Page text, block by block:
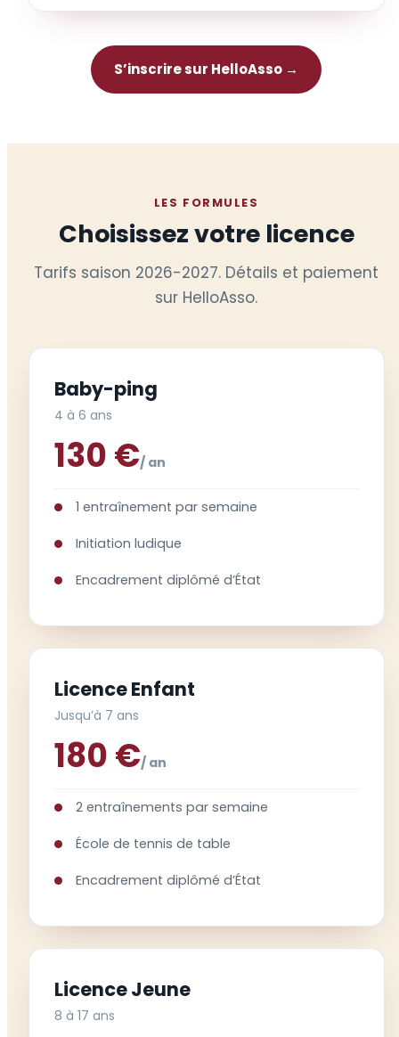
S’inscrire sur HelloAsso →
LES FORMULES
Choisissez votre licence
Tarifs saison 2026-2027. Détails et paiement
sur HelloAsso.
Baby-ping
4 à 6 ans
130 €/ an
1 entraînement par semaine
Initiation ludique
Encadrement diplômé d’État
Licence Enfant
Jusqu’à 7 ans
180 €/ an
2 entraînements par semaine
École de tennis de table
Encadrement diplômé d’État
Licence Jeune
8 à 17 ans